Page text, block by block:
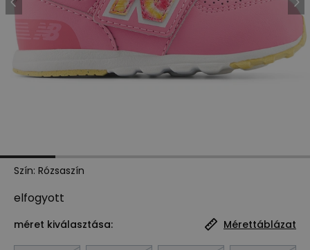
Szín: Rózsaszín
elfogyott
méret kiválasztása: Mérettáblázat